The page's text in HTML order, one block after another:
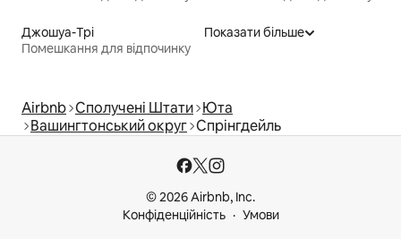
Джошуа-Трі
Помешкання для відпочинку
Показати більше
Airbnb Сполучені Штати Юта
Вашингтонський округ Спрінгдейль
© 2026 Airbnb, Inc.
Конфіденційність
Умови